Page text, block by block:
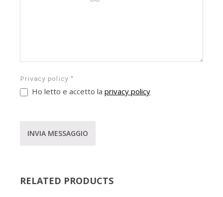
Privacy policy *
Ho letto e accetto la privacy policy
INVIA MESSAGGIO
RELATED PRODUCTS